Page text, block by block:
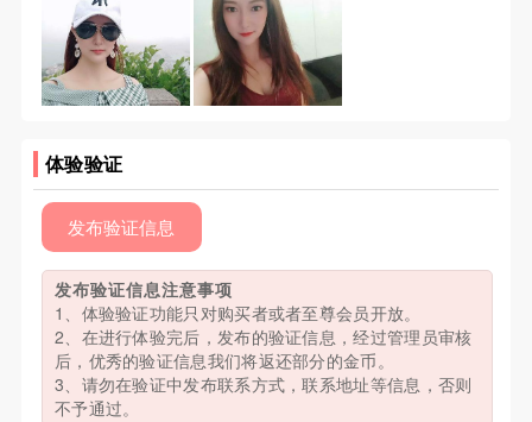
体验验证
发布验证信息
发布验证信息注意事项
1、体验验证功能只对购买者或者至尊会员开放。
2、在进行体验完后，发布的验证信息，经过管理员审核
后，优秀的验证信息我们将返还部分的金币。
3、请勿在验证中发布联系方式，联系地址等信息，否则
不予通过。